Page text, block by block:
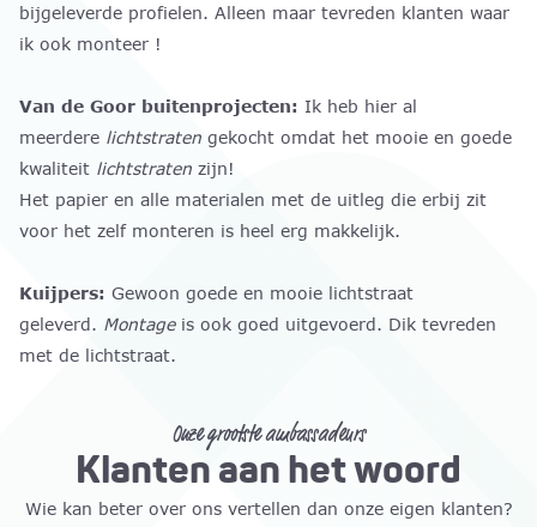
bijgeleverde profielen. Alleen maar tevreden klanten waar
ik ook monteer !
Van de Goor buitenprojecten: Ik heb hier al
meerdere lichtstraten gekocht omdat het mooie en goede
kwaliteit lichtstraten zijn!
Het papier en alle materialen met de uitleg die erbij zit
voor het zelf monteren is heel erg makkelijk.
Kuijpers: Gewoon goede en mooie lichtstraat
geleverd. Montageis ook goed uitgevoerd. Dik tevreden
met de lichtstraat.
Onze grootste ambassadeurs
Klanten aan het woord
Wie kan beter over ons vertellen dan onze eigen klanten?